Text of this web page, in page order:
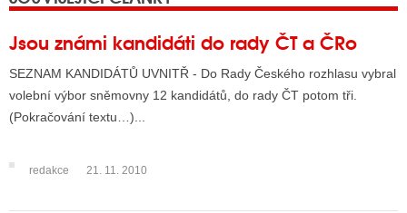
RÁDIÍ
VYSÍLAČE
TELEVIZE
TELEVIZÍ
Jsou známi kandidáti do rady ČT a ČRo
SEZNAM KANDIDÁTŮ UVNITŘ - Do Rady Českého rozhlasu vybral
volební výbor sněmovny 12 kandidátů, do rady ČT potom tři.
(Pokračování textu…)...
redakce 21. 11. 2010